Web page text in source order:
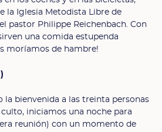
la Iglesia Metodista Libre de
pastor Philippe Reichenbach. Con
una comida estupenda
moríamos de hambre!
la bienvenida a las treinta personas
culto, iniciamos una noche para
reunión) con un momento de